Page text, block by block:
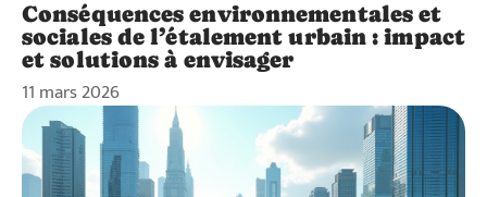
Conséquences environnementales et
sociales de l’étalement urbain : impact
et solutions à envisager
11 mars 2026